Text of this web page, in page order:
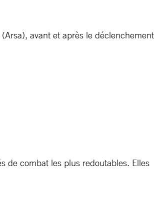
avant et après le déclenchement
de combat les plus redoutables. Elles